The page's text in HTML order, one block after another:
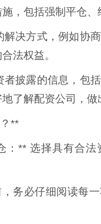
，包括强制平仓、
决方式，例如协
法权益。
披露的信息，包
了解配资公司，做
**
** 选择具有合法
务必仔细阅读每